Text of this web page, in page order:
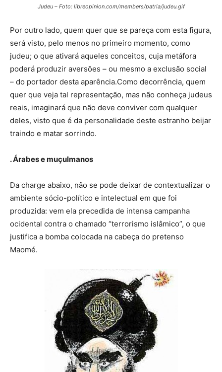
Judeu – Foto: libreopinion.com/members/patria/judeu.gif
Por outro lado, quem quer que se pareça com esta figura,
será visto, pelo menos no primeiro momento, como
judeu; o que ativará aqueles conceitos, cuja metáfora
poderá produzir aversões – ou mesmo a exclusão social
– do portador desta aparência.Como decorrência, quem
quer que veja tal representação, mas não conheça judeus
reais, imaginará que não deve conviver com qualquer
deles, visto que é da personalidade deste estranho beijar
traindo e matar sorrindo.
. Árabes e muçulmanos
Da charge abaixo, não se pode deixar de contextualizar o
ambiente sócio-político e intelectual em que foi
produzida: vem ela precedida de intensa campanha
ocidental contra o chamado “terrorismo islâmico”, o que
justifica a bomba colocada na cabeça do pretenso
Maomé.